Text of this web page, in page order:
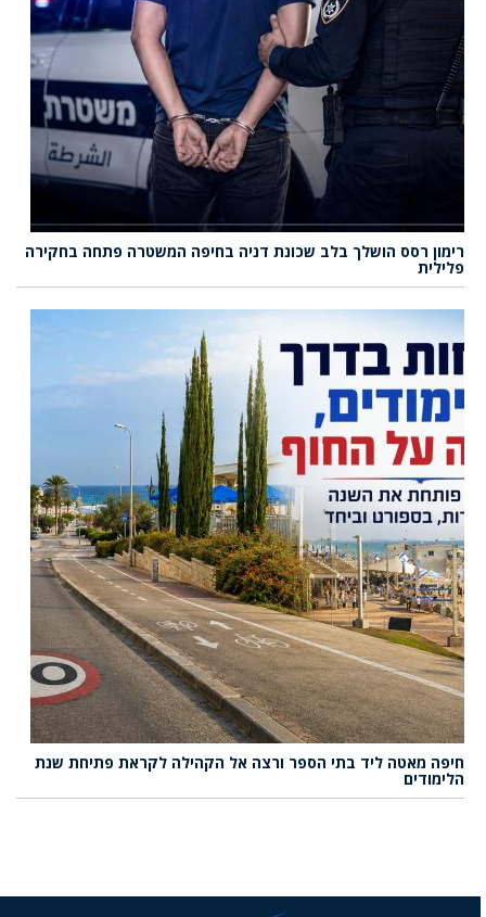
רימון רסס הושלך בלב שכונת דניה בחיפה המשטרה פתחה בחקירה
פלילית
חיפה מאטה ליד בתי הספר ורצה אל הקהילה לקראת פתיחת שנת
הלימודים